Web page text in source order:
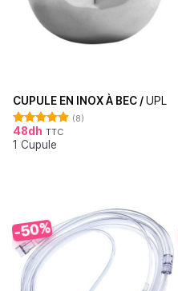
CUPULE EN INOX À BEC /UPL
Note4.88
sur 5
(8)
48dh TTC
1 Cupule
-50%